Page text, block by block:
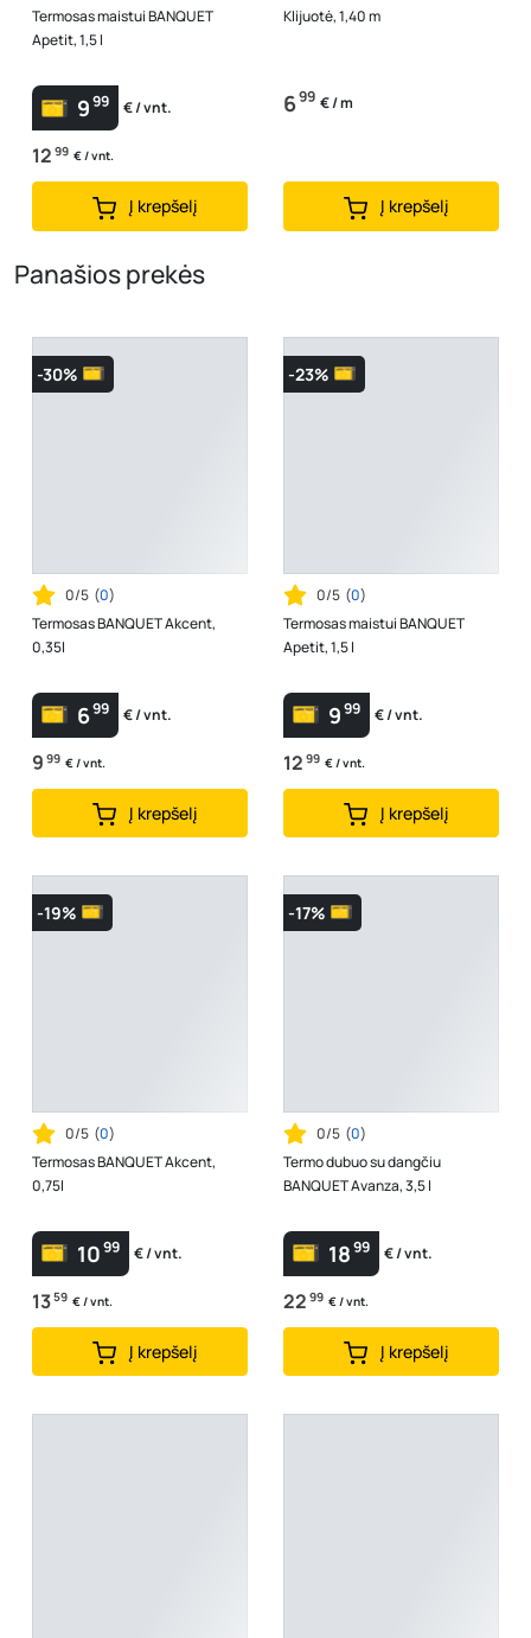
Termosas maistui BANQUET
Apetit, 1,5 l
999 € / vnt.
12 99 € / vnt.
Į krepšelį
Klijuotė, 1,40 m
699 € / m
Į krepšelį
Panašios prekės
-30%
0/5 (0)
Termosas BANQUET Akcent,
0,35l
699 € / vnt.
9 99 € / vnt.
Į krepšelį
-23%
0/5 (0)
Termosas maistui BANQUET
Apetit, 1,5 l
999 € / vnt.
12 99 € / vnt.
Į krepšelį
-19%
0/5 (0)
Termosas BANQUET Akcent,
0,75l
1099 € / vnt.
1359 € / vnt.
Į krepšelį
-17%
0/5 (0)
Termo dubuo su dangčiu
BANQUET Avanza, 3,5 l
1899 € / vnt.
22 99 € / vnt.
Į krepšelį